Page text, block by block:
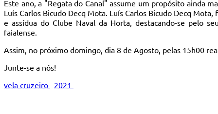
Este ano, a "Regata do Canal" assume um propósito ainda
Luís Carlos Bicudo Decq Mota. Luís Carlos Bicudo Decq
e assídua do Clube Naval da Horta, destacando-se pelo
faialense.
Assim, no próximo domingo, dia 8 de Agosto, pelas 15h00
Junte-se a nós!
vela cruzeiro
2021